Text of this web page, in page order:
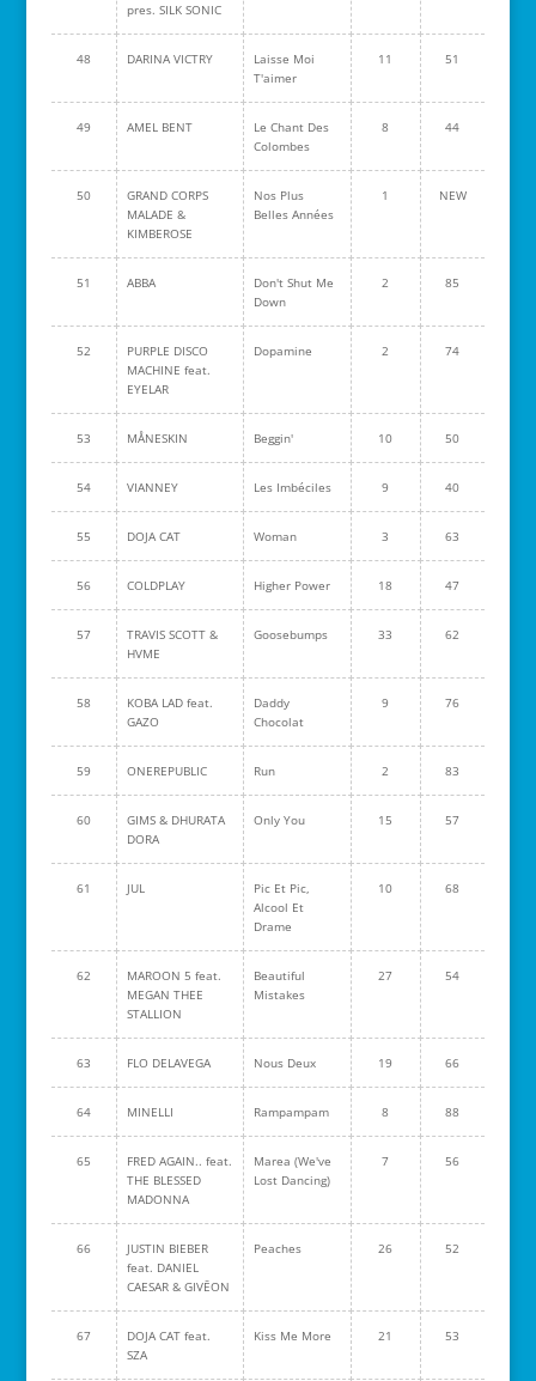
pres. SILK SONIC
48 DARINA VICTRY
Laisse Moi
T'aimer
11 51
49 AMEL BENT
Le Chant Des
Colombes
8 44
50
GRAND CORPS
MALADE &
KIMBEROSE
Nos Plus
Belles Années
1 NEW
51 ABBA
Don't Shut Me
Down
2 85
52
PURPLE DISCO
MACHINE feat.
EYELAR
Dopamine 2 74
53 MÅNESKIN Beggin' 10 50
54 VIANNEY Les Imbéciles 9 40
55 DOJA CAT Woman 3 63
56 COLDPLAY Higher Power 18 47
57
TRAVIS SCOTT &
HVME
Goosebumps 33 62
58
KOBA LAD feat.
GAZO
Daddy
Chocolat
9 76
59 ONEREPUBLIC Run 2 83
60
GIMS & DHURATA
DORA
Only You 15 57
61 JUL
Pic Et Pic,
Alcool Et
Drame
10 68
62
MAROON 5 feat.
MEGAN THEE
STALLION
Beautiful
Mistakes
27 54
63 FLO DELAVEGA Nous Deux 19 66
64 MINELLI Rampampam 8 88
65
FRED AGAIN.. feat.
THE BLESSED
MADONNA
Marea (We've
Lost Dancing)
7 56
66
JUSTIN BIEBER
feat. DANIEL
CAESAR & GIVĒON
Peaches 26 52
67
DOJA CAT feat.
SZA
Kiss Me More 21 53